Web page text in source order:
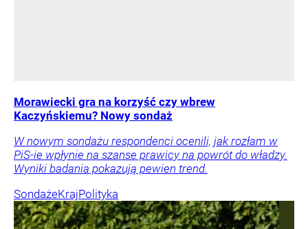
Morawiecki gra na korzyść czy wbrew
Kaczyńskiemu? Nowy sondaż
W nowym sondażu respondenci ocenili, jak rozłam w
PiS-ie wpłynie na szanse prawicy na powrót do władzy.
Wyniki badania pokazują pewien trend.
SondażeKrajPolityka